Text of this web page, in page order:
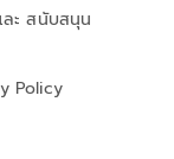
ะ สนับสนุน
Policy